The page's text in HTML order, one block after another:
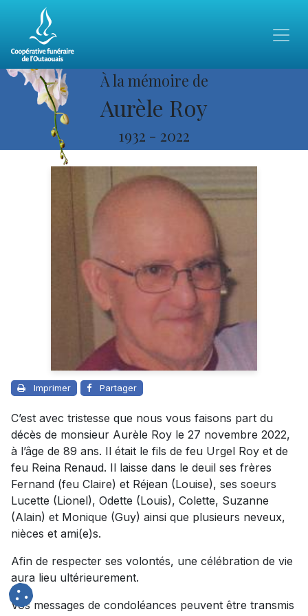
À la mémoire de
Aurèle Roy
1932 - 2022
Imprimer Partager
C’est avec tristesse que nous vous faisons part du
décès de monsieur Aurèle Roy le 27 novembre 2022,
à l’âge de 89 ans. Il était le fils de feu Urgel Roy et de
feu Reina Renaud. Il laisse dans le deuil ses frères
Fernand (feu Claire) et Réjean (Louise), ses soeurs
Lucette (Lionel), Odette (Louis), Colette, Suzanne
(Alain) et Monique (Guy) ainsi que plusieurs neveux,
nièces et ami(e)s.
Afin de respecter ses volontés, une célébration de vie
aura lieu ultérieurement.
Vos messages de condoléances peuvent être transmis